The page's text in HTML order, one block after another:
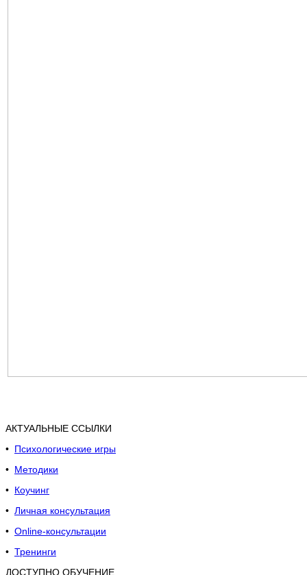
АКТУАЛЬНЫЕ ССЫЛКИ
• Психологические игры
• Методики
• Коучинг
• Личная консультация
• Online-консультации
• Тренинги
ДОСТУПНО ОБУЧЕНИЕ